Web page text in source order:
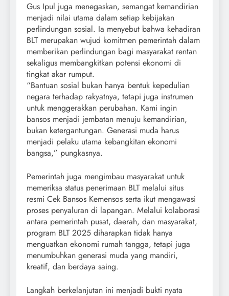
Gus Ipul juga menegaskan, semangat kemandirian
menjadi nilai utama dalam setiap kebijakan
perlindungan sosial. Ia menyebut bahwa kehadiran
BLT merupakan wujud komitmen pemerintah dalam
memberikan perlindungan bagi masyarakat rentan
sekaligus membangkitkan potensi ekonomi di
tingkat akar rumput.
“Bantuan sosial bukan hanya bentuk kepedulian
negara terhadap rakyatnya, tetapi juga instrumen
untuk menggerakkan perubahan. Kami ingin
bansos menjadi jembatan menuju kemandirian,
bukan ketergantungan. Generasi muda harus
menjadi pelaku utama kebangkitan ekonomi
bangsa,” pungkasnya.
Pemerintah juga mengimbau masyarakat untuk
memeriksa status penerimaan BLT melalui situs
resmi Cek Bansos Kemensos serta ikut mengawasi
proses penyaluran di lapangan. Melalui kolaborasi
antara pemerintah pusat, daerah, dan masyarakat,
program BLT 2025 diharapkan tidak hanya
menguatkan ekonomi rumah tangga, tetapi juga
menumbuhkan generasi muda yang mandiri,
kreatif, dan berdaya saing.
Langkah berkelanjutan ini menjadi bukti nyata